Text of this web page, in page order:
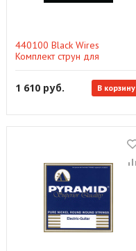
440100 Black Wires
Комплект струн для
никелированные, с
покрытием, 9-42, Pyramid
1 610 руб. В корзину